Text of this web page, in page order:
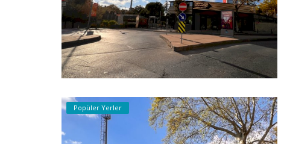
Popüler Yerler